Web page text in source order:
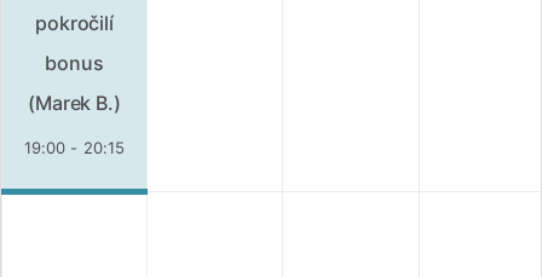
pokročilí
bonus
(Marek B.)
19:00 - 20:15